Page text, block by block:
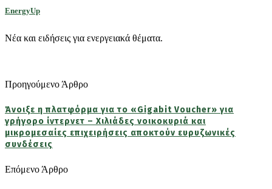
EnergyUp
Νέα και ειδήσεις για ενεργειακά θέματα.
Προηγούμενο Άρθρο
Άνοιξε η πλατφόρμα για το «Gigabit Voucher» για
γρήγορο ίντερνετ – Xιλιάδες νοικοκυριά και
μικρομεσαίες επιχειρήσεις αποκτούν ευρυζωνικές
συνδέσεις
Επόμενο Άρθρο